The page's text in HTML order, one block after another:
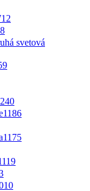
svetová
1186
1175